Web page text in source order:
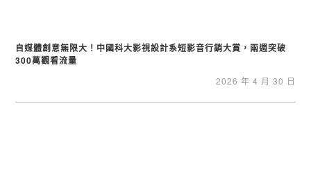
自媒體創意無限大！中國科大影視設計系短影音行銷大賞，兩週突破
300萬觀看流量
2026 年 4 月 30 日